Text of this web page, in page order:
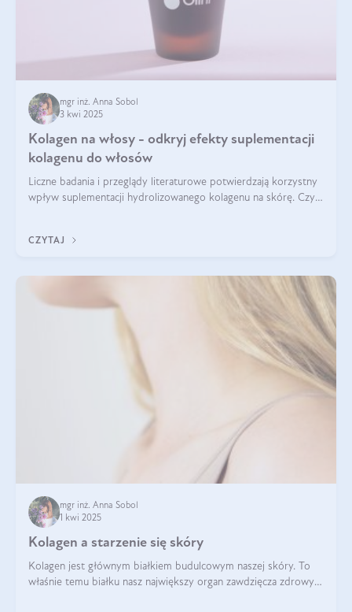
mgr inż. Anna Sobol
3 kwi 2025
Kolagen na włosy - odkryj efekty suplementacji
kolagenu do włosów
Liczne badania i przeglądy literaturowe potwierdzają korzystny
wpływ suplementacji hydrolizowanego kolagenu na skórę. Czy
CZYTAJ
mgr inż. Anna Sobol
1 kwi 2025
Kolagen a starzenie się skóry
Kolagen jest głównym białkiem budulcowym naszej skóry. To
właśnie temu białku nasz największy organ zawdzięcza zdrowy